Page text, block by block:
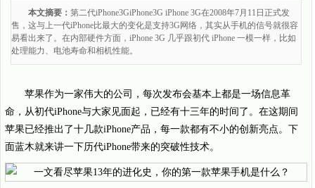
本文摘要： 第二代iPhone3GiPhone3G iPhone 3G在2008年7月11日正式发
售，这与上一代iPhone比最大的变化是支持3G网络，其实从手机的信号就很容
易看出来了。在内部硬件方面，iPhone 3G 几乎跟初代 iPhone 一模一样，比如
处理能力、电池寿命和相机性能。
苹果作为一家伟大的公司，每次发布会基本上都是一场信息革
命，从初代iPhone与大家见面起，已经有十三年的时间了。在这期间
苹果已经推出了十几款iPhone产品，每一款都有不小的创新亮点。下
面蓝木就来讲一下历代iPhone带来的突破性技术。